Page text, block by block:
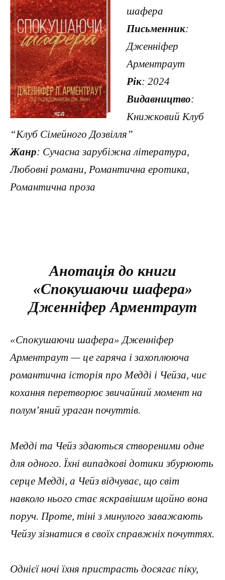
шафера
Письменник:
Дженніфер
Арментраут
Рік: 2024
Видавництво:
Книжковий Клуб
“Клуб Сімейного Дозвілля”
Жанр: Сучасна зарубіжна література,
Любовні романи, Романтична еротика,
Романтична проза
Анотація до книги
«Спокушаючи шафера»
Дженніфер Арментраут
«Спокушаючи шафера» Дженніфер
Арментраут — це гаряча і захоплююча
романтична історія про Медді і Чейза, чиє
кохання перетворює звичайний момент на
полум’яний ураган почуттів.
Медді та Чейз здаються створеними одне
для одного. Їхні випадкові дотики збурюють
серце Медді, а Чейз відчуває, що світ
навколо нього стає яскравішим щойно вона
поруч. Проте, тіні з минулого заважають
Чейзу зізнатися в своїх справжніх почуттях.
Однієї ночі їхня пристрасть досягає піку,